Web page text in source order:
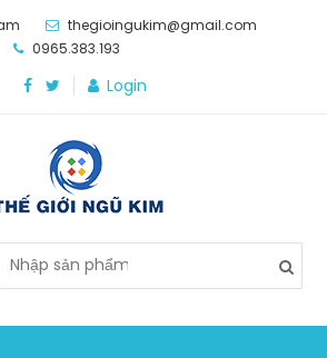
thegioingukim@gmail.com
0965.383.193
Login
Kim
nghiệp sản xuất